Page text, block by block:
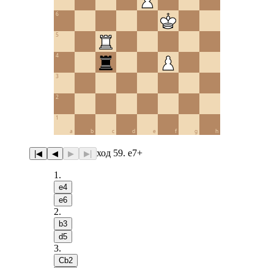
a b c d e f g h
1
2
3
4
5
6
|◀ ◀ ▶ ▶| ход 59. e7+
1 .
e4
e6
2.
b3
d5
3.
Сb2